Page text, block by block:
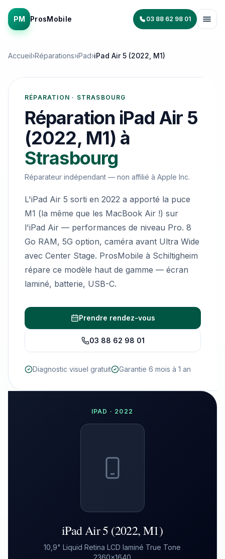
PM ProsMobile 03 88 62 98 01
Accueil›Réparations›iPad›iPad Air 5 (2022, M1)
RÉPARATION · STRASBOURG
Réparation iPad Air 5
(2022, M1) à
Strasbourg
Réparateur indépendant — non affilié à Apple Inc.
L'iPad Air 5 sorti en 2022 a apporté la puce
M1 (la même que les MacBook Air !) sur
l'iPad Air — performances de niveau Pro. 8
Go RAM, 5G option, caméra avant Ultra Wide
avec Center Stage. ProsMobile à Schiltigheim
répare ce modèle haut de gamme — écran
laminé, batterie, USB-C.
Prendre rendez-vous
03 88 62 98 01
Diagnostic visuel gratuit Garantie 6 mois à 1 an
IPAD · 2022
iPad Air 5 (2022, M1)
10,9" Liquid Retina LCD laminé True Tone
2360×1640